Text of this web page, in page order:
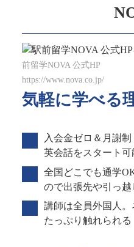
前留学NOVA 公式HP
https://www.nova.co.jp/
気軽に学べる
入会金ゼロ＆月謝
英会話をスタート可
全国どこでも通学
ので出張先や引っ
講師は全員外国人
たっぷり触れられる